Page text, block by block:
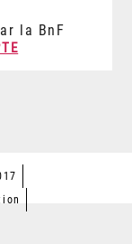
la BnF